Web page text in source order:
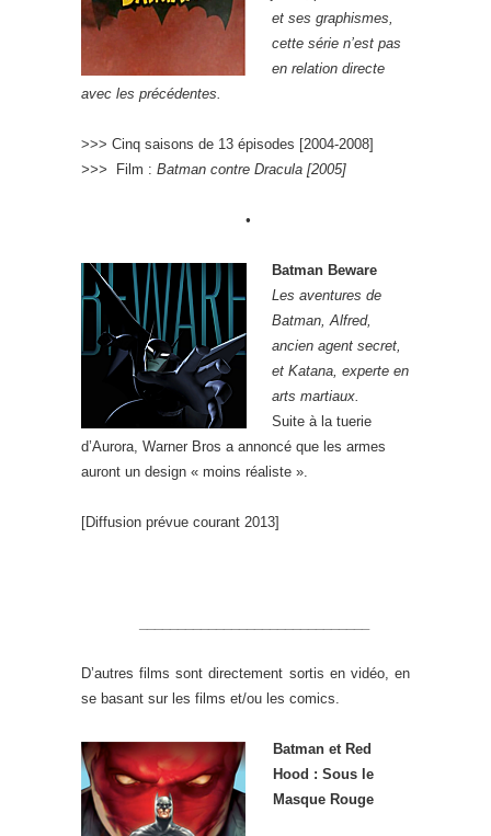
et ses graphismes,
cette série n’est pas
en relation directe
avec les précédentes.
>>> Cinq saisons de 13 épisodes [2004-2008]
>>>
Film : Batman contre Dracula [2005]
•
Batman Beware
Les aventures de
Batman, Alfred,
ancien agent secret,
et Katana, experte en
arts martiaux.
Suite à la tuerie
d’Aurora, Warner Bros a annoncé que les armes
auront un design « moins réaliste ».
[Diffusion prévue courant 2013]
D’autres films sont directement sortis en vidéo, en
se basant sur les films et/ou les comics.
Batman et Red
Hood : Sous le
Masque Rouge